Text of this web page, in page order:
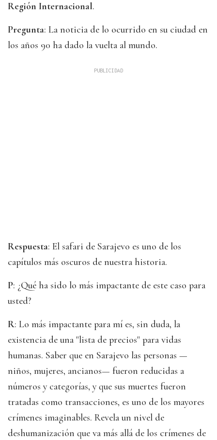
Región Internacional.
Pregunta: La noticia de lo ocurrido en su ciudad en
los años 90 ha dado la vuelta al mundo.
Respuesta: El safari de Sarajevo es uno de los
capítulos más oscuros de nuestra historia.
P: ¿Qué ha sido lo más impactante de este caso para
usted?
R: Lo más impactante para mí es, sin duda, la
existencia de una "lista de precios" para vidas
humanas. Saber que en Sarajevo las personas —
niños, mujeres, ancianos— fueron reducidas a
números y categorías, y que sus muertes fueron
tratadas como transacciones, es uno de los mayores
crímenes imaginables. Revela un nivel de
deshumanización que va más allá de los crímenes de